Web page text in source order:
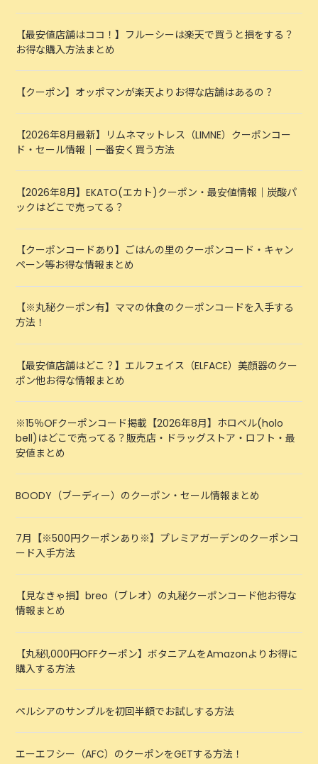
【最安値店舗はココ！】フルーシーは楽天で買うと損をする？
お得な購入方法まとめ
【クーポン】オッポマンが楽天よりお得な店舗はあるの？
【2026年8月最新】リムネマットレス（LIMNE）クーポンコー
ド・セール情報｜一番安く買う方法
【2026年8月】EKATO(エカト)クーポン・最安値情報｜炭酸パ
ックはどこで売ってる？
【クーポンコードあり】ごはんの里のクーポンコード・キャン
ペーン等お得な情報まとめ
【※丸秘クーポン有】ママの休食のクーポンコードを入手する
方法！
【最安値店舗はどこ？】エルフェイス（ELFACE）美顔器のクー
ポン他お得な情報まとめ
※15％OFクーポンコード掲載【2026年8月】ホロベル(holo
bell)はどこで売ってる？販売店・ドラッグストア・ロフト・最
安値まとめ
BOODY（ブーディー）のクーポン・セール情報まとめ
7月【※500円クーポンあり※】プレミアガーデンのクーポンコ
ード入手方法
【見なきゃ損】breo（ブレオ）の丸秘クーポンコード他お得な
情報まとめ
【丸秘1,000円OFFクーポン】ボタニアムをAmazonよりお得に
購入する方法
ペルシアのサンプルを初回半額でお試しする方法
エーエフシー（AFC）のクーポンをGETする方法！